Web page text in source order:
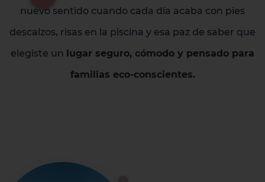
nuevo sentido cuando cada día acaba con pies
descalzos, risas en la piscina y esa paz de saber que
elegiste un lugar seguro, cómodo y pensado para
familias eco-conscientes.